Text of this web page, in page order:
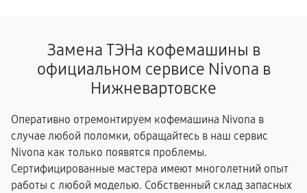
Замена ТЭНа кофемашины в
официальном сервисе Nivona в
Нижневартовске
Оперативно отремонтируем кофемашина Nivona в
случае любой поломки, обращайтесь в наш сервис
Nivona как только появятся проблемы.
Сертифицированные мастера имеют многолетний опыт
работы с любой моделью. Собственный склад запасных